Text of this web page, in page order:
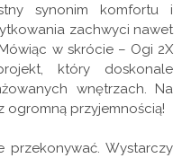
synonim komfortu i
zachwyci nawet
w skrócie – Ogi 2X
który doskonale
wnętrzach. Na
ogromną przyjemnością!
przekonywać. Wystarczy